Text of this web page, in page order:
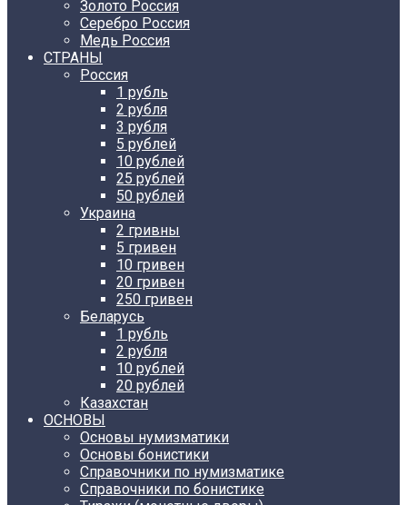
Золото Россия
Серебро Россия
Медь Россия
СТРАНЫ
Россия
1 рубль
2 рубля
3 рубля
5 рублей
10 рублей
25 рублей
50 рублей
Украина
2 гривны
5 гривен
10 гривен
20 гривен
250 гривен
Беларусь
1 рубль
2 рубля
10 рублей
20 рублей
Казахстан
ОСНОВЫ
Основы нумизматики
Основы бонистики
Справочники по нумизматике
Справочники по бонистике